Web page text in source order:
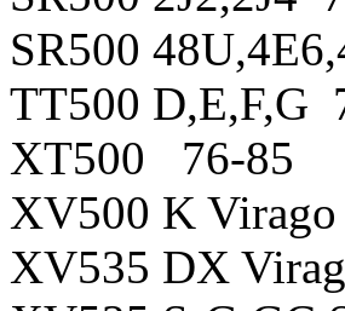
SR500
TT500 D,E,F,G
XT500 76-85
XV500 K
XV535 DX